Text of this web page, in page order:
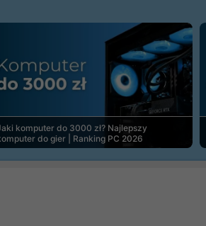
komputer do 3000 zł? Najlepszy
do gier | Ranking PC 2026